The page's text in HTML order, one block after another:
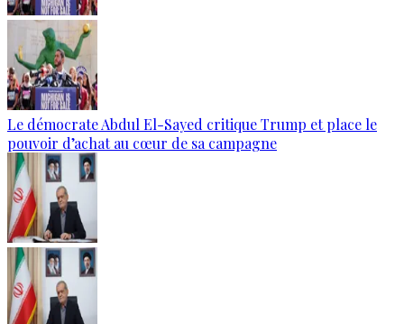
Le démocrate Abdul El-Sayed critique Trump et place le
pouvoir d’achat au cœur de sa campagne